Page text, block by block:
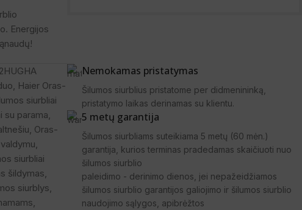
Energijos
, Haier Oras-
siurbliai
su parama,
, Oras-
,
siurbliai
šildymas,
siurblys,
,
Nemokamas pristatymas
Šilumos siurblius pristatome per didmenininką,
pristatymo laikas derinamas su klientu.
5 metų garantija
Šilumos siurbliams suteikiama 5 metų (60 mėn.)
garantija, kurios terminas pradedamas skaičiuoti nuo
šilumos siurblio
paleidimo - derinimo dienos, jei nepažeidžiamos
šilumos siurblio garantijos galiojimo ir šilumos siurblio
naudojimo sąlygos, apibrėžtos